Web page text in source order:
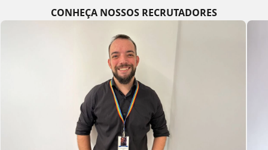
CONHEÇA NOSSOS RECRUTADORES